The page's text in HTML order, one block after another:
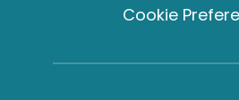
Cookie